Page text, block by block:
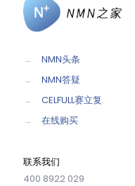
→
NMN头条
→
NMN答疑
→
CELFULL赛立复
→
在线购买
联系我们
400 8922 029